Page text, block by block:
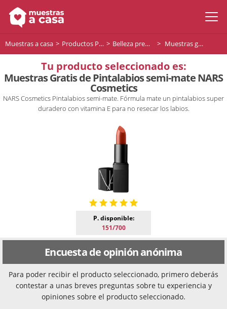
Muestras a casa Productos Premium Belleza premium Muestras gratis de Pintalabios semi-mate NARS Cosmetics
Tu producto seleccionado es:
Muestras Gratis de Pintalabios semi-mate NARS
Cosmetics
NARS Cosmetics Pintalabios semi-mate. Fórmula mate un pintalabios super
duradero con vitamina E para no resecar los labios.
P. disponible:
151/700
Encuesta de opinión anónima
Para poder recibir el producto seleccionado, primero deberás
contestar a unas breves preguntas sobre tu experiencia y
opiniones sobre el producto seleccionado.